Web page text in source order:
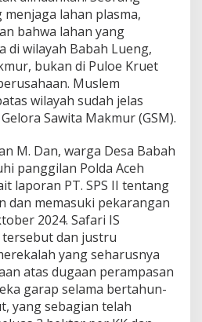
lahan plasma,
bahwa lahan yang
di wilayah Babah Lueng,
bukan di Puloe Kruet
Muslem
wilayah sudah jelas
Sawita Makmur (GSM).
M. Dan, warga Desa Babah
panggilan Polda Aceh
laporan PT. SPS II tentang
dan memasuki pekarangan
2024. Safari IS
dan justru
yang seharusnya
atas dugaan perampasan
garap selama bertahun-
yang sebagian telah